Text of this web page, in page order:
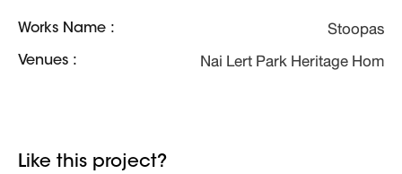
Works Name : Stoopas
Venues : Nai Lert Park Heritage Hom
Like this project?